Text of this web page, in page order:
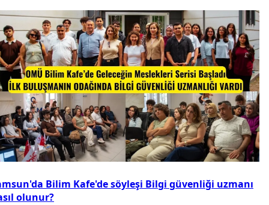
Bilim Kafe'de söyleşi Bilgi güvenliği uzmanı
olunur?